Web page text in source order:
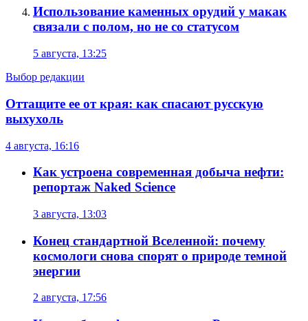
Использование каменных орудий у макак
связали с полом, но не со статусом
5 августа, 13:25
Выбор редакции
Оттащите ее от края: как спасают русскую
выхухоль
4 августа, 16:16
Как устроена современная добыча нефти:
репортаж Naked Science
3 августа, 13:03
Конец стандартной Вселенной: почему
космологи снова спорят о природе темной
энергии
2 августа, 17:56